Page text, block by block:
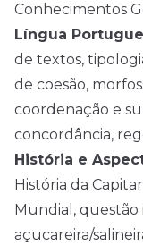
Conhecimentos
Língua
de textos,
de coesão,
coordenação e
concordância,
História e
História da
Mundial, questão
açucareira/